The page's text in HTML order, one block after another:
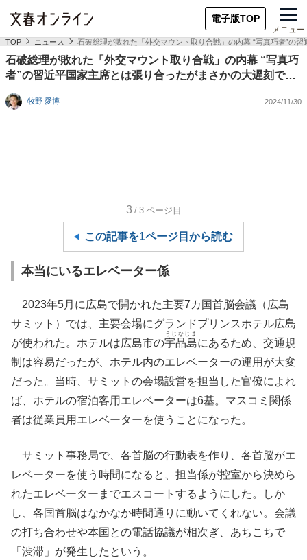
電子版TOP
メニュー
TOP ニュース 石破総理が敗れた「外交マウント取り合戦」の内幕 “写真巧者”の
石破総理が敗れた「外交マウント取り合戦」の内幕 “写真巧
者”の習近平国家主席とは張り合ったがまさかの大遅刻で…
牧野 愛博 2024/11/30
3 /3 ページ目
この記事を1ページ目から読む
本当にいるエレベーター係
2023年5月に広島で開かれた主要7カ国首脳会議（広島
サミット）では、主要会場にグランドプリンスホテル広島
が使われた。ホテルは広島市の宇品島
うじなじま
にあるため、交通規
制は容易だったが、ホテル内のエレベーターの運用が大変
だった。当時、サミットの会場設営を担当した官僚によれ
ば、ホテルの宿泊客用エレベーターは6基。マスコミ関係
者は従業員用エレベーターを使うことになった。
サミット事務局で、各首脳の行動表を作り、各首脳がエ
レベーターを使う時間になると、担当係が控室から決めら
れたエレベーターまでエスコートするようにした。しか
し、各国首脳はなかなか時間通りに動いてくれない。会議
の打ち合わせや本国との電話協議が相次ぎ、あちこちで
「渋滞」が発生したという。